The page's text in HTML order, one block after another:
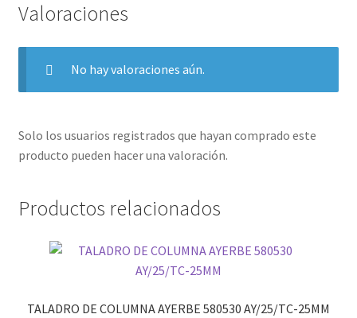
Valoraciones
No hay valoraciones aún.
Solo los usuarios registrados que hayan comprado este
producto pueden hacer una valoración.
Productos relacionados
TALADRO DE COLUMNA AYERBE 580530 AY/25/TC-25MM